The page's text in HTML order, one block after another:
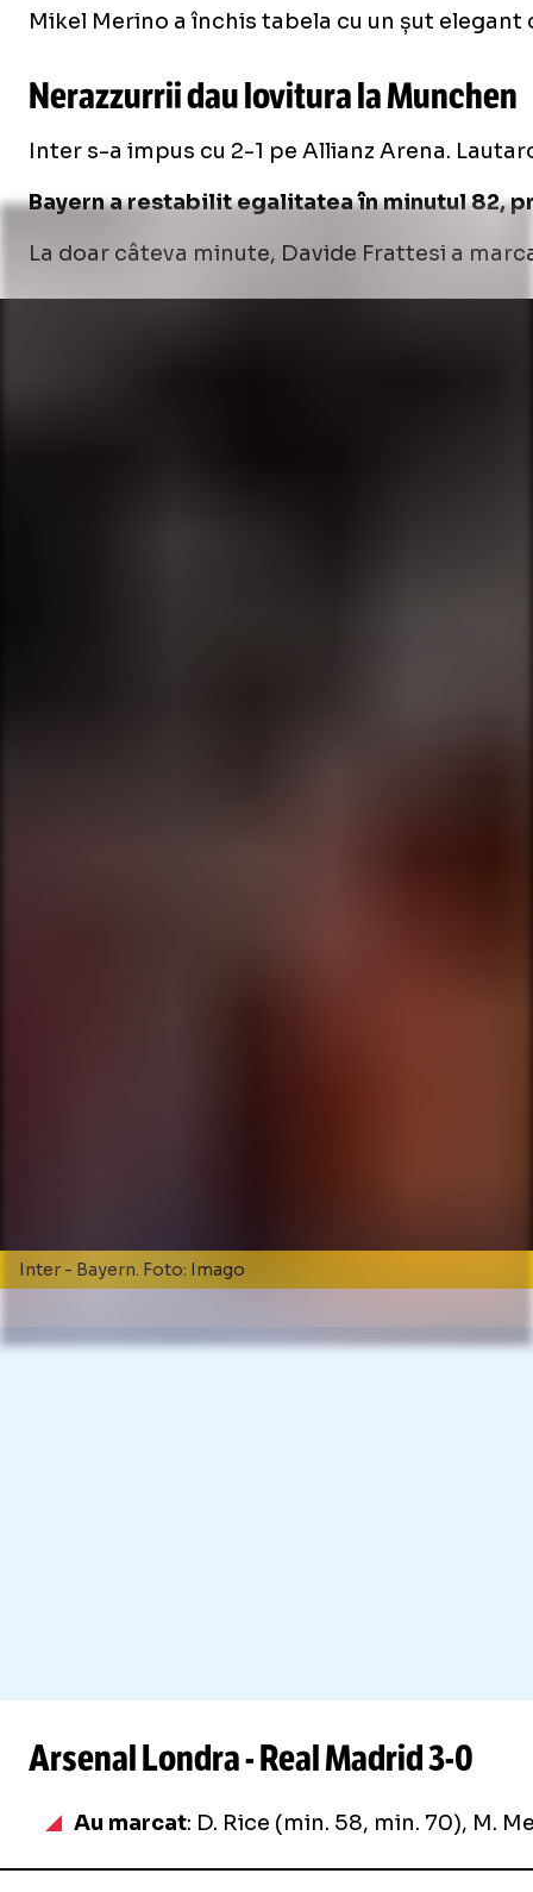
Mikel Merino a închis tabela cu un șut
Nerazzurrii dau lovitura la Munchen
Inter s-a impus cu 2-1 pe Allianz Arena.
Bayern a restabilit egalitatea în minutul 82,
La doar câteva minute, Davide Frattesi a
Inter - Bayern. Foto: Imago
Arsenal Londra - Real Madrid3-0
Au marcat: D. Rice (min. 58, min. 70), M.